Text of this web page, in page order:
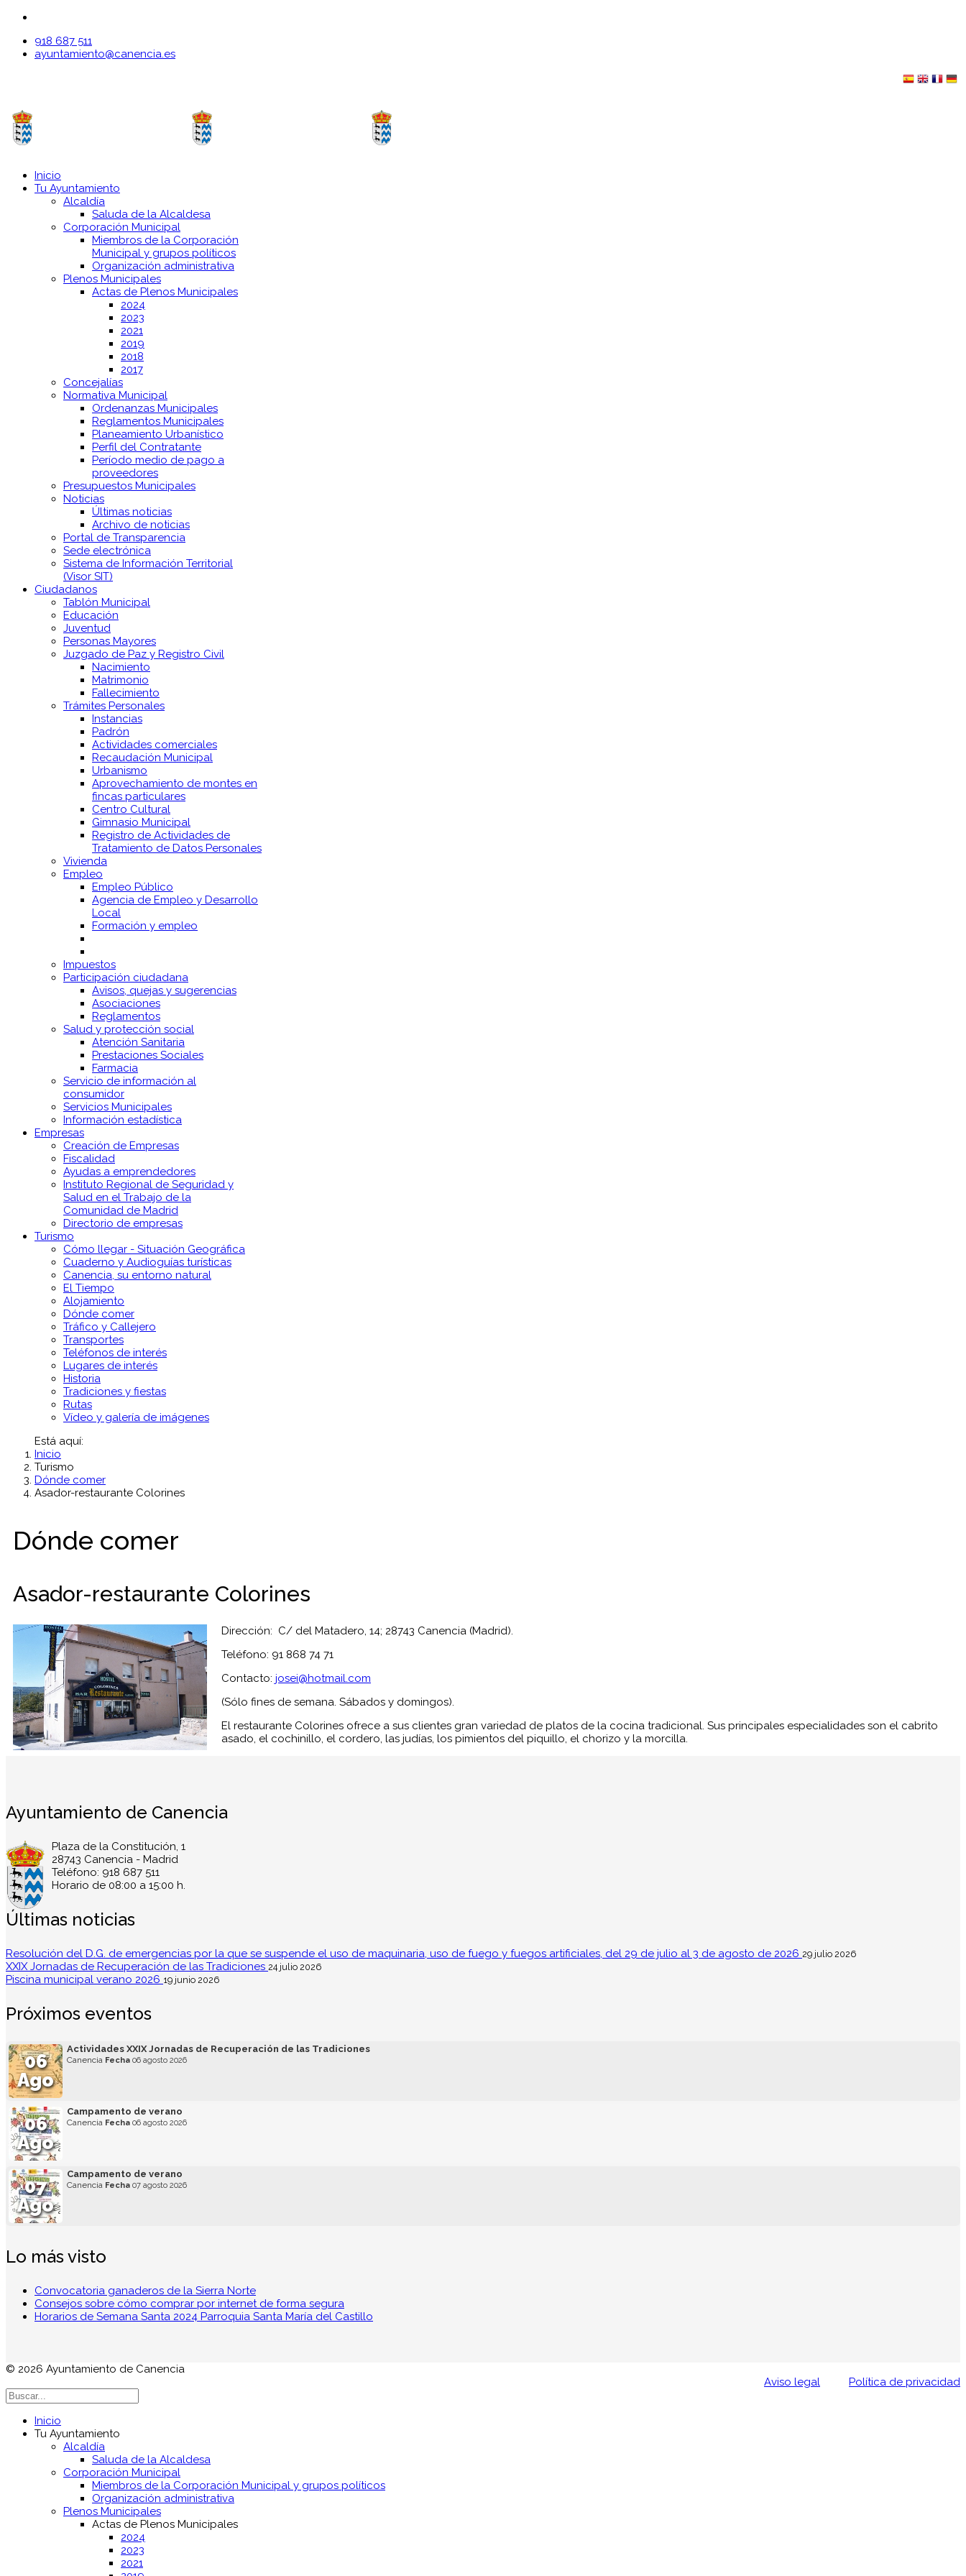
918 687 511
ayuntamiento@canencia.es
Inicio
Tu Ayuntamiento
Alcaldía
Saluda de la Alcaldesa
Corporación Municipal
Miembros de la Corporación
Municipal y grupos políticos
Organización administrativa
Plenos Municipales
Actas de Plenos Municipales
2024
2023
2021
2019
2018
2017
Concejalías
Normativa Municipal
Ordenanzas Municipales
Reglamentos Municipales
Planeamiento Urbanístico
Perfil del Contratante
Período medio de pago a
proveedores
Presupuestos Municipales
Noticias
Últimas noticias
Archivo de noticias
Portal de Transparencia
Sede electrónica
Sistema de Información Territorial
(Visor SIT)
Ciudadanos
Tablón Municipal
Educación
Juventud
Personas Mayores
Juzgado de Paz y Registro Civil
Nacimiento
Matrimonio
Fallecimiento
Trámites Personales
Instancias
Padrón
Actividades comerciales
Recaudación Municipal
Urbanismo
Aprovechamiento de montes en
fincas particulares
Centro Cultural
Gimnasio Municipal
Registro de Actividades de
Tratamiento de Datos Personales
Vivienda
Empleo
Empleo Público
Agencia de Empleo y Desarrollo
Local
Formación y empleo
Impuestos
Participación ciudadana
Avisos, quejas y sugerencias
Asociaciones
Reglamentos
Salud y protección social
Atención Sanitaria
Prestaciones Sociales
Farmacia
Servicio de información al
consumidor
Servicios Municipales
Información estadística
Empresas
Creación de Empresas
Fiscalidad
Ayudas a emprendedores
Instituto Regional de Seguridad y
Salud en el Trabajo de la
Comunidad de Madrid
Directorio de empresas
Turismo
Cómo llegar - Situación Geográfica
Cuaderno y Audioguías turísticas
Canencia, su entorno natural
El Tiempo
Alojamiento
Dónde comer
Tráfico y Callejero
Transportes
Teléfonos de interés
Lugares de interés
Historia
Tradiciones y fiestas
Rutas
Vídeo y galería de imágenes
Está aquí:
Inicio
Turismo
Dónde comer
Asador-restaurante Colorines
Dónde comer
Asador-restaurante Colorines
Dirección: C/ del Matadero, 14; 28743 Canencia (Madrid).
Teléfono: 91 868 74 71
Contacto: josei@hotmail.com
(Sólo fines de semana. Sábados y domingos).
El restaurante Colorines ofrece a sus clientes gran variedad de platos de la cocina tradicional. Sus principales especialidades son el cabrito
asado, el cochinillo, el cordero, las judías, los pimientos del piquillo, el chorizo y la morcilla.
Ayuntamiento de Canencia
Plaza de la Constitución, 1
28743 Canencia - Madrid
Teléfono: 918 687 511
Horario de 08:00 a 15:00 h.
Últimas noticias
Resolución del D.G. de emergencias por la que se suspende el uso de maquinaria, uso de fuego y fuegos artificiales, del 29 de julio al 3 de agosto de 2026 29 julio 2026
XXIX Jornadas de Recuperación de las Tradiciones 24 julio 2026
Piscina municipal verano 2026 19 junio 2026
Próximos eventos
06
Ago
Actividades XXIX Jornadas de Recuperación de las Tradiciones
Canencia Fecha 06 agosto 2026
06
Ago
Campamento de verano
Canencia Fecha 06 agosto 2026
07
Ago
Campamento de verano
Canencia Fecha 07 agosto 2026
Lo más visto
Convocatoria ganaderos de la Sierra Norte
Consejos sobre cómo comprar por internet de forma segura
Horarios de Semana Santa 2024 Parroquia Santa María del Castillo
© 2026 Ayuntamiento de Canencia
Aviso legal
Política de privacidad
Inicio
Tu Ayuntamiento
Alcaldía
Saluda de la Alcaldesa
Corporación Municipal
Miembros de la Corporación Municipal y grupos políticos
Organización administrativa
Plenos Municipales
Actas de Plenos Municipales
2024
2023
2021